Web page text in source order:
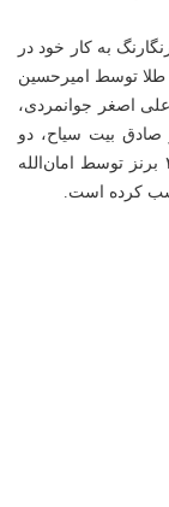
کشورمان با کسب ۱۵ مدال رنگارنگ به کار خود در
داد که این مدال‌ها شامل ۸ مدال طلا توسط امیرحسین
علی اصغر جوانمردی،
صادق بیت سیاح، دو
مدال نقره توسط مهدی اولاد و هاجر صفرزاده و ۴ برنز توسط امان‌الله
کرده است.